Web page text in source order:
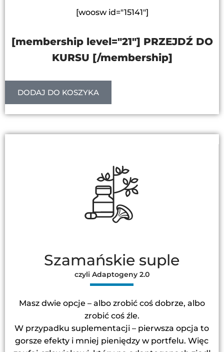
[woosw id="15141"]
[membership level="21"] PRZEJDŹ DO
KURSU [/membership]
DODAJ DO KOSZYKA
Szamańskie suple
czyli Adaptogeny 2.0
Masz dwie opcje – albo zrobić coś dobrze, albo
zrobić coś źle.
W przypadku suplementacji – pierwsza opcja to
gorsze efekty i mniej pieniędzy w portfelu. Więc